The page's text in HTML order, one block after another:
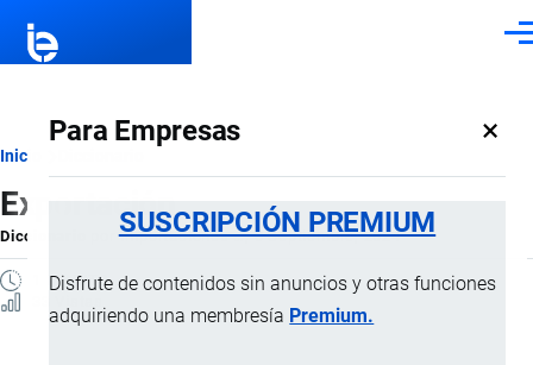
Para Empresas ×
SUSCRIPCIÓN PREMIUM
Disfrute de contenidos sin anuncios y otras funciones
adquiriendo una membresía Premium.
Ruta
de
navegación
Inicio
Exportación
Diccionario porImportaciones …, 8 Septiembre, 2024
1 MINUTO